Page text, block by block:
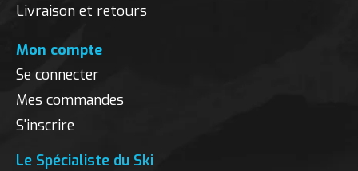
Livraison et retours
Mon compte
Se connecter
Mes commandes
S'inscrire
Le Spécialiste du Ski